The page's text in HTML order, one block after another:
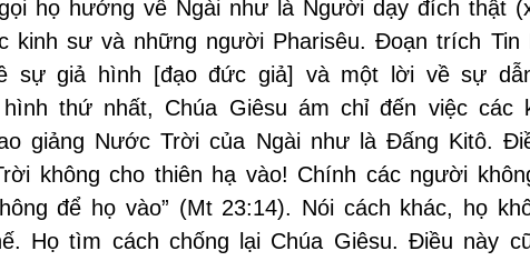
họ hướng về Ngài như là Người dạy đích thật
kinh sư và những người Pharisêu. Đoạn trích Tin
sự giả hình [đạo đức giả] và một lời về sự
thứ nhất, Chúa Giêsu ám chỉ đến việc các
giảng Nước Trời của Ngài như là Đấng Kitô.
không cho thiên hạ vào! Chính các người
để họ vào” (Mt 23:14). Nói cách khác, họ
Họ tìm cách chống lại Chúa Giêsu. Điều này